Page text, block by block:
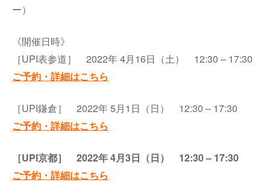
ー）
《開催日時》
［UPI表参道］ 2022年 4月16日（土） 12:30 – 17:30
ご予約・詳細はこちら
［UPI鎌倉］ 2022年 5月1日（日） 12:30 – 17:30
ご予約・詳細はこちら
［UPI京都］ 2022年 4月3日（日） 12:30 – 17:30
ご予約・詳細はこちら